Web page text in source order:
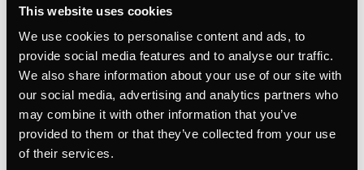
This website uses cookies
We use cookies to personalise content and ads, to
provide social media features and to analyse our traffic.
We also share information about your use of our site with
our social media, advertising and analytics partners who
may combine it with other information that you’ve
provided to them or that they’ve collected from your use
of their services.
DESSIN TECHNIQUE
Caractéristiques
Dimensions